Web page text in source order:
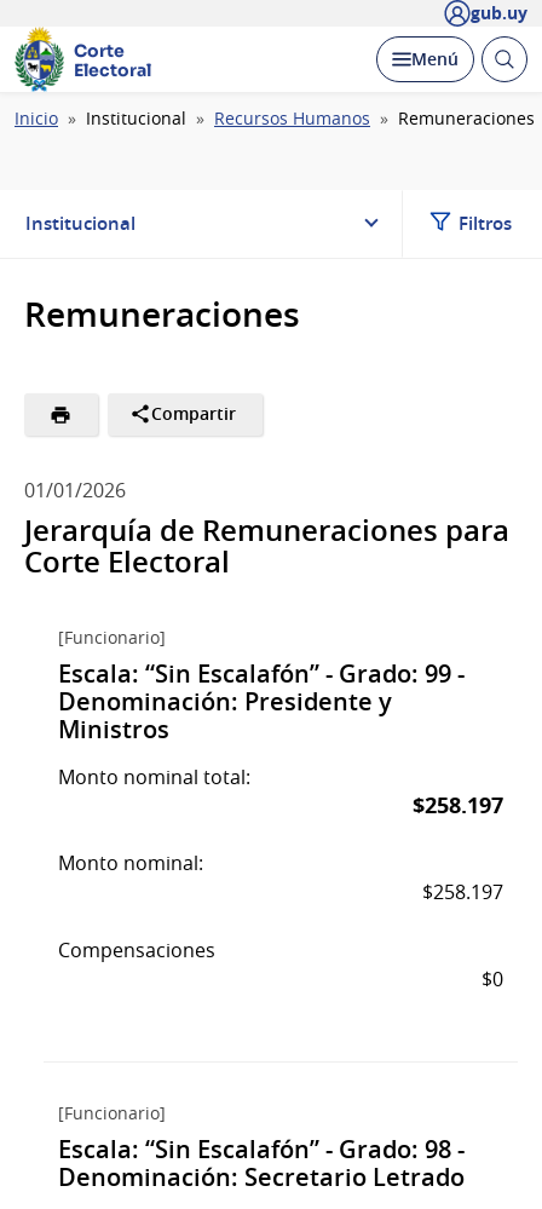
gub.uy
Corte
Electoral
Desplegar
Menú Abrir
Ruta
Inicio Institucional Recursos Humanos Remuneraciones
Institucional Filtros
Remuneraciones
Compartir
01/01/2026
Jerarquía de Remuneraciones para
Corte Electoral
[Funcionario]
Escala: “Sin Escalafón” - Grado: 99 -
Denominación: Presidente y
Ministros
Monto nominal total:
$258.197
Monto nominal:
$258.197
Compensaciones
$0
[Funcionario]
Escala: “Sin Escalafón” - Grado: 98 -
Denominación: Secretario Letrado